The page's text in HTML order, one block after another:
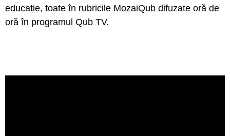
educație, toate în rubricile MozaiQub difuzate oră de
oră în programul Qub TV.